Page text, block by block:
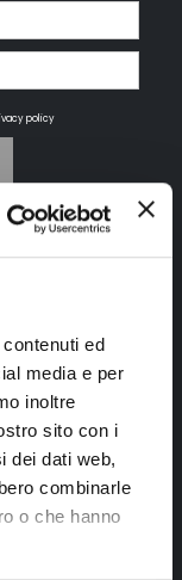
ed
media e per
inoltre
sito con i
dei dati web,
combinarle
o che hanno
policy